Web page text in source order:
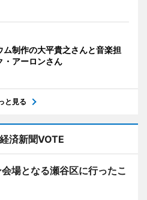
ム制作の大平貴之さんと音楽担
・アーロンさん
と見る
済新聞VOTE
場となる瀬谷区に行ったこ